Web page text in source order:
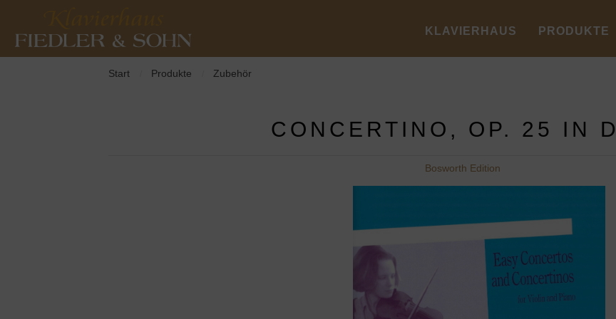
KLAVIERHAUS PRODUKTE
Start Produkte Zubehör
CONCERTINO, OP. 25 IN
Bosworth Edition